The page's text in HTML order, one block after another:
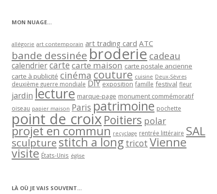
MON NUAGE…
allégorie art contemporain art trading card ATC
bande dessinée broderie cadeau
calendriercartecarte maison carte postale ancienne
carte à publicité cinéma couture cuisine Deux-Sèvres
deuxième guerre mondiale DIY exposition famille festival fleur
jardin lecture marque-page monument commémoratif
oiseau papier maison Paris patrimoine pochette
point de croixPoitiers polar
projet en commun recyclage rentrée littéraire SAL
sculpturestitch a long tricot Vienne
visite États-Unis église
LÀ OÙ JE VAIS SOUVENT…